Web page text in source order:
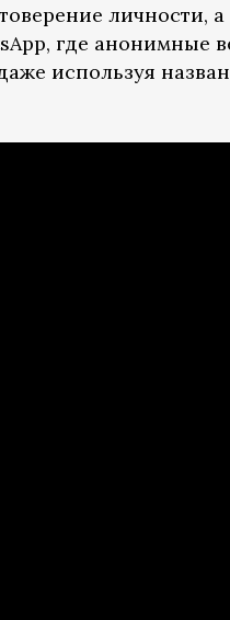
личности,
где анонимные
используя